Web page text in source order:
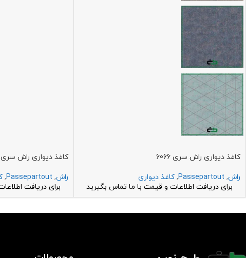
کاغذ دیواری راش سری 6066
راش,
Passepartout
, کاغذ دیواری
برای دریافت اطلاعات و قیمت با ما تماس بگیرید
کاغذ دیواری راش سری 6057
راش,
Passepartout
,
برای دریافت